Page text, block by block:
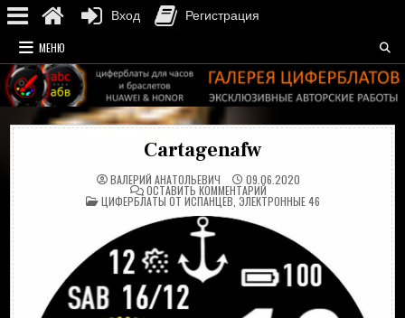
Перейти
к
содержимому
МЕНЮ
Cartagenafw
ВАЛЕРИЙ АНАТОЛЬЕВИЧ 09.06.2020
ОСТАВИТЬ КОММЕНТАРИЙНА
CARTAGENAFW
ОПУБЛИКОВАНО
В
ЦИФЕРБЛАТЫ ОТ ИСПАНЦЕВ ЭЛЕКТРОННЫЕ 46
Вход Регистрация